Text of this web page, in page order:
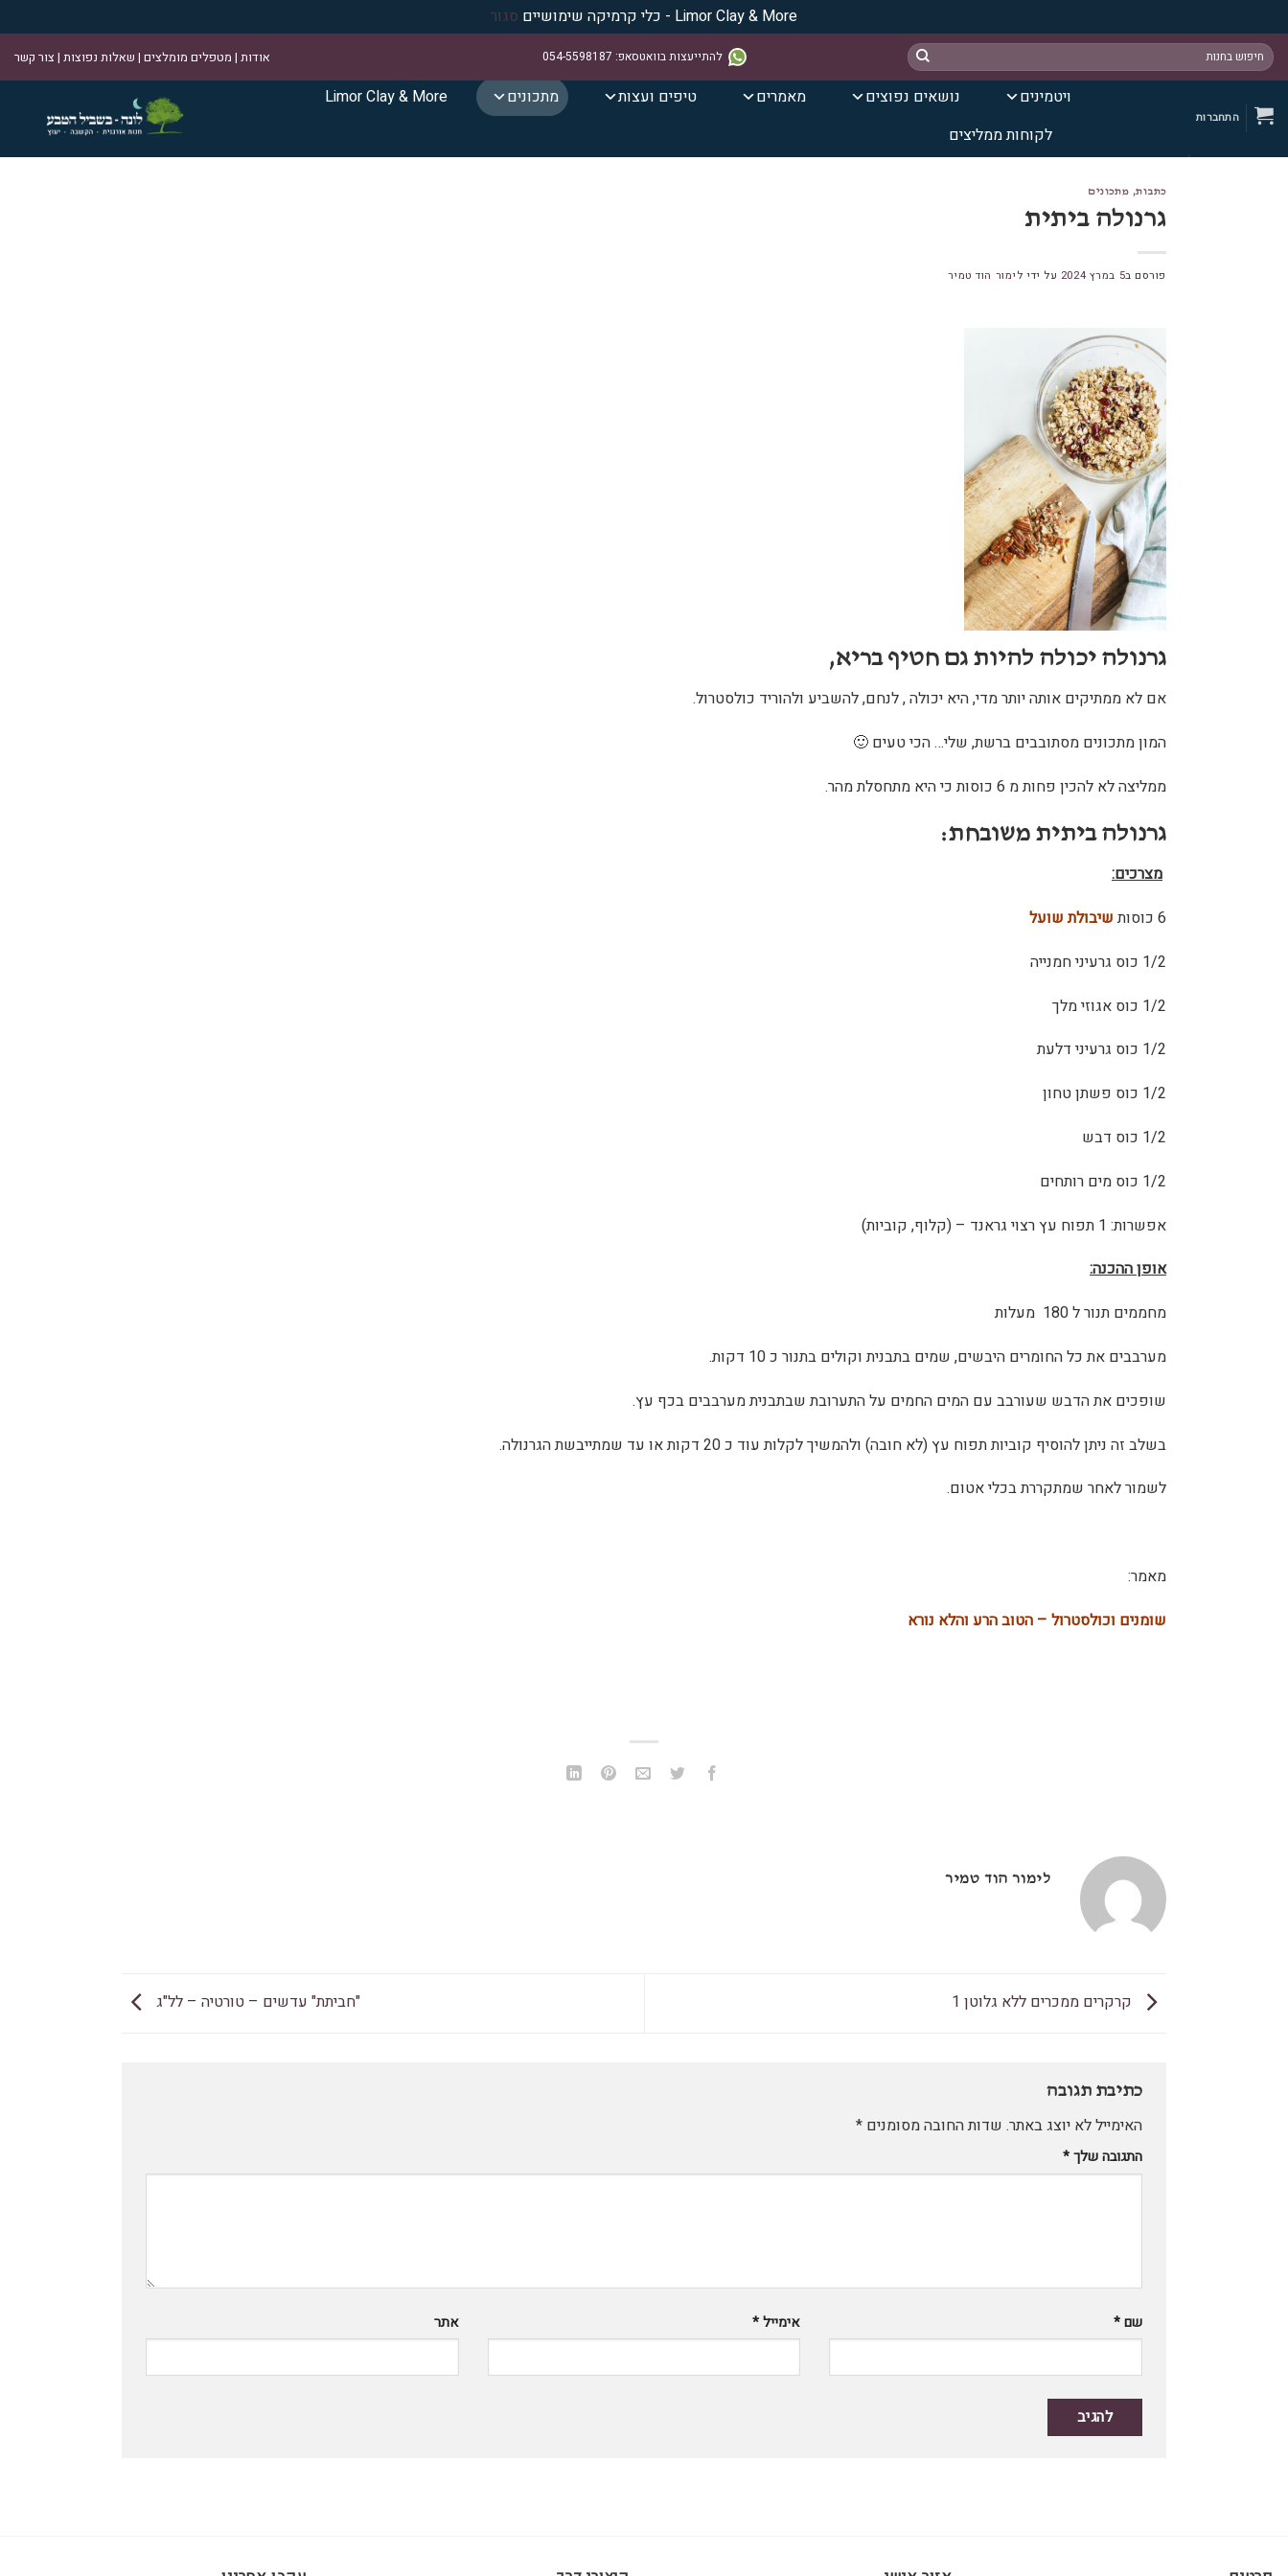
Limor Clay & More - כלי קרמיקה שימושיים
סגור
Skip
חיפוש
עבור:
להתייעצות בוואטסאפ:
054-5598187 אודות | מטפלים מומלצים | שאלות נפוצות | צור קשר
התחברות
ויטמינים נושאים נפוצים מאמרים טיפים ועצות מתכונים
Limor Clay & More
לקוחות ממליצים
כתבות, מתכונים
גרנולה ביתית
פורסם ב5 במרץ 2024 על ידי לימור הוד טמיר
גרנולה יכולה להיות גם חטיף בריא,
אם לא ממתיקים אותה יותר מדי, היא יכולה , לנחם, להשביע ולהוריד כולסטרול.
המון מתכונים מסתובבים ברשת, שלי… הכי טעים 🙂
ממליצה לא להכין פחות מ 6 כוסות כי היא מתחסלת מהר.
גרנולה ביתית משובחת:
מצרכים:
6 כוסות
שיבולת שועל
1/2 כוס גרעיני חמנייה
1/2 כוס אגוזי מלך
1/2 כוס גרעיני דלעת
1/2 כוס פשתן טחון
1/2 כוס דבש
1/2 כוס מים רותחים
אפשרות: 1 תפוח עץ רצוי גראנד – (קלוף, קוביות)
אופן ההכנה:
מחממים תנור ל 180 מעלות
מערבבים את כל החומרים היבשים, שמים בתבנית וקולים בתנור כ 10 דקות.
שופכים את הדבש שעורבב עם המים החמים על התערובת שבתבנית מערבבים בכף עץ.
בשלב זה ניתן להוסיף קוביות תפוח עץ (לא חובה) ולהמשיך לקלות עוד כ 20 דקות או עד שמתייבשת הגרנולה.
לשמור לאחר שמתקררת בכלי אטום.
מאמר:
שומנים וכולסטרול – הטוב הרע והלא נורא
לימור הוד טמיר
קרקרים ממכרים ללא גלוטן 1 "חביתת" עדשים – טורטיה – לל"ג
כתיבת תגובה
האימייל לא יוצג באתר. שדות החובה מסומנים *
התגובה שלך*
שם* אימייל* אתר